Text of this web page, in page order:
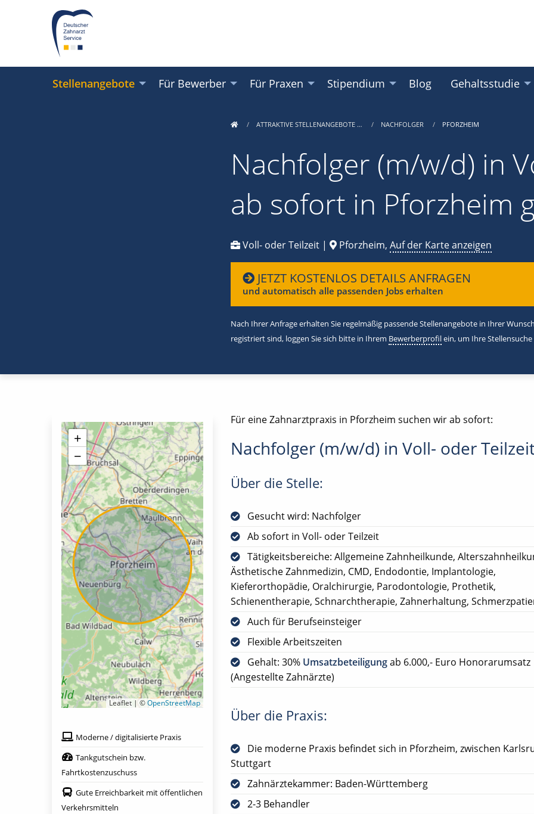
Stellenangebote Für Bewerber Für Praxen Stipendium Blog Gehaltsstudie
ATTRAKTIVE STELLENANGEBOTE … NACHFOLGER PFORZHEIM
Nachfolger (m/w/d) in
ab sofort in Pforzheim
Voll- oder Teilzeit | Pforzheim, Auf der Karte anzeigen
JETZT KOSTENLOS DETAILS ANFRAGEN
und automatisch alle passenden Jobs erhalten
Nach Ihrer Anfrage erhalten Sie regelmäßig passende Stellenangebote in Ihrer
registriert sind, loggen Sie sich bitte in Ihrem Bewerberprofilein, um Ihre
Für eine Zahnarztpraxis in Pforzheim suchen wir ab sofort:
Nachfolger (m/w/d) in Voll- oder
Über die Stelle:
Gesucht wird: Nachfolger
Ab sofort in Voll- oder Teilzeit
Tätigkeitsbereiche: Allgemeine Zahnheilkunde,
Ästhetische Zahnmedizin, CMD, Endodontie, Implantologie,
Kieferorthopädie, Oralchirurgie, Parodontologie, Prothetik,
Schienentherapie, Schnarchtherapie, Zahnerhaltung,
Auch für Berufseinsteiger
Flexible Arbeitszeiten
Gehalt: 30% Umsatzbeteiligungab 6.000,- Euro Honorarumsatz
(Angestellte Zahnärzte)
Über die Praxis:
Die moderne Praxis befindet sich in Pforzheim, zwischen
Stuttgart
Zahnärztekammer: Baden-Württemberg
2-3 Behandler
+
−
Leaflet | ©OpenStreetMap
Moderne / digitalisierte Praxis
Tankgutschein bzw.
Fahrtkostenzuschuss
Gute Erreichbarkeit mit öffentlichen
Verkehrsmitteln